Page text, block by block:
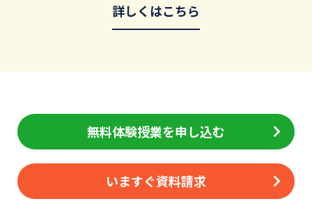
詳しくはこちら
無料体験授業を申し込む
いますぐ資料請求